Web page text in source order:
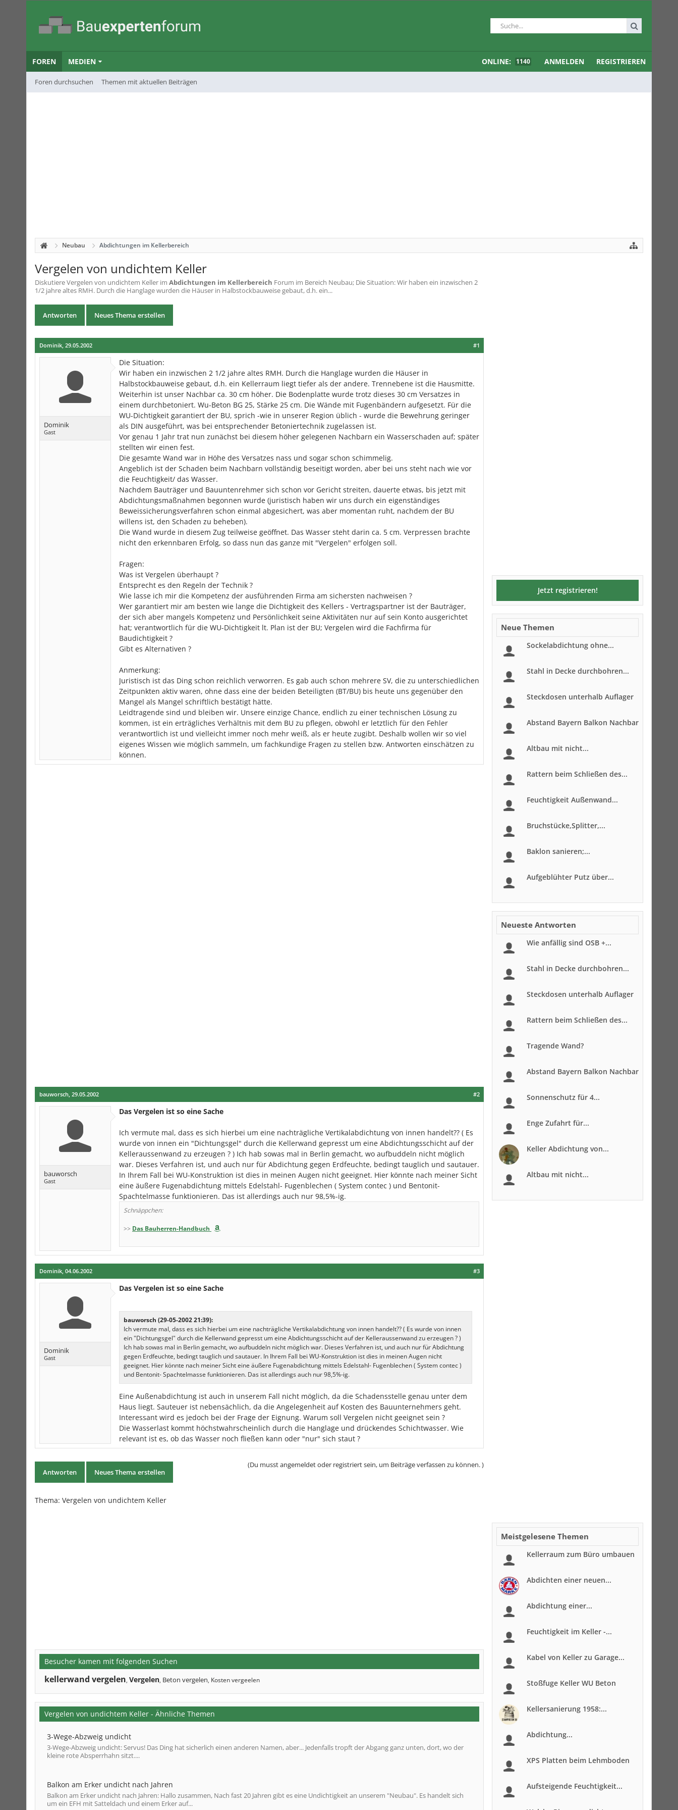
FOREN
Foren durchsuchen Themen mit aktuellen Beiträgen
MEDIEN ONLINE: 1140 ANMELDEN REGISTRIEREN
Neubau Abdichtungen im Kellerbereich
Vergelen von undichtem Keller
DiskutiereVergelen von undichtem Keller im Abdichtungen im Kellerbereich Forum im Bereich Neubau; Die Situation: Wir haben ein inzwischen 2
1/2 jahre altes RMH. Durch die Hanglage wurden die Häuser in Halbstockbauweise gebaut, d.h. ein...
Antworten Neues Thema erstellen
#1
Dominik, 29.05.2002
Dominik
Gast
Die Situation:
Wir haben ein inzwischen 2 1/2 jahre altes RMH. Durch die Hanglage wurden die Häuser in
Halbstockbauweise gebaut, d.h. ein Kellerraum liegt tiefer als der andere. Trennebene ist die Hausmitte.
Weiterhin ist unser Nachbar ca. 30 cm höher. Die Bodenplatte wurde trotz dieses 30 cm Versatzes in
einem durchbetoniert. Wu-Beton BG 25, Stärke 25 cm. Die Wände mit Fugenbändern aufgesetzt. Für die
WU-Dichtigkeit garantiert der BU, sprich -wie in unserer Region üblich - wurde die Bewehrung geringer
als DIN ausgeführt, was bei entsprechender Betoniertechnik zugelassen ist.
Vor genau 1 Jahr trat nun zunächst bei diesem höher gelegenen Nachbarn ein Wasserschaden auf; später
stellten wir einen fest.
Die gesamte Wand war in Höhe des Versatzes nass und sogar schon schimmelig.
Angeblich ist der Schaden beim Nachbarn vollständig beseitigt worden, aber bei uns steht nach wie vor
die Feuchtigkeit/ das Wasser.
Nachdem Bauträger und Bauuntenrehmer sich schon vor Gericht streiten, dauerte etwas, bis jetzt mit
Abdichtungsmaßnahmen begonnen wurde (juristisch haben wir uns durch ein eigenständiges
Beweissicherungsverfahren schon einmal abgesichert, was aber momentan ruht, nachdem der BU
willens ist, den Schaden zu beheben).
Die Wand wurde in diesem Zug teilweise geöffnet. Das Wasser steht darin ca. 5 cm. Verpressen brachte
nicht den erkennbaren Erfolg, so dass nun das ganze mit "Vergelen" erfolgen soll.
Fragen:
Was ist Vergelen überhaupt ?
Entsprecht es den Regeln der Technik ?
Wie lasse ich mir die Kompetenz der ausführenden Firma am sichersten nachweisen ?
Wer garantiert mir am besten wie lange die Dichtigkeit des Kellers - Vertragspartner ist der Bauträger,
der sich aber mangels Kompetenz und Persönlichkeit seine Aktivitäten nur auf sein Konto ausgerichtet
hat; verantwortlich für die WU-Dichtigkeit lt. Plan ist der BU; Vergelen wird die Fachfirma für
Baudichtigkeit ?
Gibt es Alternativen ?
Anmerkung:
Juristisch ist das Ding schon reichlich verworren. Es gab auch schon mehrere SV, die zu unterschiedlichen
Zeitpunkten aktiv waren, ohne dass eine der beiden Beteiligten (BT/BU) bis heute uns gegenüber den
Mangel als Mangel schriftlich bestätigt hätte.
Leidtragende sind und bleiben wir. Unsere einzige Chance, endlich zu einer technischen Lösung zu
kommen, ist ein erträgliches Verhältnis mit dem BU zu pflegen, obwohl er letztlich für den Fehler
verantwortlich ist und vielleicht immer noch mehr weiß, als er heute zugibt. Deshalb wollen wir so viel
eigenes Wissen wie möglich sammeln, um fachkundige Fragen zu stellen bzw. Antworten einschätzen zu
können.
#2
bauworsch, 29.05.2002
bauworsch
Gast
Das Vergelen ist so eine Sache
Ich vermute mal, dass es sich hierbei um eine nachträgliche Vertikalabdichtung von innen handelt?? ( Es
wurde von innen ein "Dichtungsgel" durch die Kellerwand gepresst um eine Abdichtungsschicht auf der
Kelleraussenwand zu erzeugen ? ) Ich hab sowas mal in Berlin gemacht, wo aufbuddeln nicht möglich
war. Dieses Verfahren ist, und auch nur für Abdichtung gegen Erdfeuchte, bedingt tauglich und sautauer.
In Ihrem Fall bei WU-Konstruktion ist dies in meinen Augen nicht geeignet. Hier könnte nach meiner Sicht
eine äußere Fugenabdichtung mittels Edelstahl- Fugenblechen ( System contec ) und Bentonit-
Spachtelmasse funktionieren. Das ist allerdings auch nur 98,5%-ig.
Schnäppchen:
>> Das Bauherren-Handbuch
#3
Dominik, 04.06.2002
Dominik
Gast
Das Vergelen ist so eine Sache
bauworsch (29-05-2002 21:39):
Ich vermute mal, dass es sich hierbei um eine nachträgliche Vertikalabdichtung von innen handelt?? ( Es wurde von innen
ein "Dichtungsgel" durch die Kellerwand gepresst um eine Abdichtungsschicht auf der Kelleraussenwand zu erzeugen ? )
Ich hab sowas mal in Berlin gemacht, wo aufbuddeln nicht möglich war. Dieses Verfahren ist, und auch nur für Abdichtung
gegen Erdfeuchte, bedingt tauglich und sautauer. In Ihrem Fall bei WU-Konstruktion ist dies in meinen Augen nicht
geeignet. Hier könnte nach meiner Sicht eine äußere Fugenabdichtung mittels Edelstahl- Fugenblechen ( System contec )
und Bentonit- Spachtelmasse funktionieren. Das ist allerdings auch nur 98,5%-ig.
Eine Außenabdichtung ist auch in unserem Fall nicht möglich, da die Schadensstelle genau unter dem
Haus liegt. Sauteuer ist nebensächlich, da die Angelegenheit auf Kosten des Bauunternehmers geht.
Interessant wird es jedoch bei der Frage der Eignung. Warum soll Vergelen nicht geeignet sein ?
Die Wasserlast kommt höchstwahrscheinlich durch die Hanglage und drückendes Schichtwasser. Wie
relevant ist es, ob das Wasser noch fließen kann oder "nur" sich staut ?
Antworten Neues Thema erstellen
(Du musst angemeldet oder registriert sein, um Beiträge verfassen zu können. )
Thema: Vergelen von undichtem Keller
Besucher kamen mit folgenden Suchen
kellerwand vergelen, Vergelen, Beton vergelen, Kosten vergeelen
Vergelen von undichtem Keller - Ähnliche Themen
3-Wege-Abzweig undicht
3-Wege-Abzweig undicht: Servus! Das Ding hat sicherlich einen anderen Namen, aber... Jedenfalls tropft der Abgang ganz unten, dort, wo der
kleine rote Absperrhahn sitzt....
Balkon am Erker undicht nach Jahren
Balkon am Erker undicht nach Jahren: Hallo zusammen, Nach fast 20 Jahren gibt es eine Undichtigkeit an unserem "Neubau". Es handelt sich
um ein EFH mit Satteldach und einem Erker auf...
Jetzt registrieren!
Neue Themen
Sockelabdichtung ohne...
Stahl in Decke durchbohren...
Steckdosen unterhalb Auflager
Abstand Bayern Balkon Nachbar
Altbau mit nicht...
Rattern beim Schließen des...
Feuchtigkeit Außenwand...
Bruchstücke,Splitter,...
Baklon sanieren;...
Aufgeblühter Putz über...
Neueste Antworten
Wie anfällig sind OSB +...
Stahl in Decke durchbohren...
Steckdosen unterhalb Auflager
Rattern beim Schließen des...
Tragende Wand?
Abstand Bayern Balkon Nachbar
Sonnenschutz für 4...
Enge Zufahrt für...
Keller Abdichtung von...
Altbau mit nicht...
Meistgelesene Themen
Kellerraum zum Büro umbauen
Abdichten einer neuen...
Abdichtung einer...
Feuchtigkeit im Keller -...
Kabel von Keller zu Garage...
Stoßfuge Keller WU Beton
Kellersanierung 1958:...
Abdichtung...
XPS Platten beim Lehmboden
Aufsteigende Feuchtigkeit...